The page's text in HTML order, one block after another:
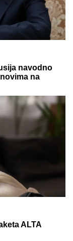
FIRMI, PRAVI
ćuti,
PO LJIGU"
je otišao,